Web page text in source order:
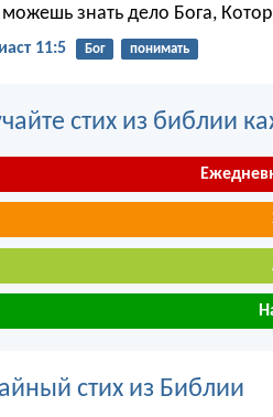
можешь знать дело Бога,
11:5 Бог понимать
стих из библии
стих из Библии